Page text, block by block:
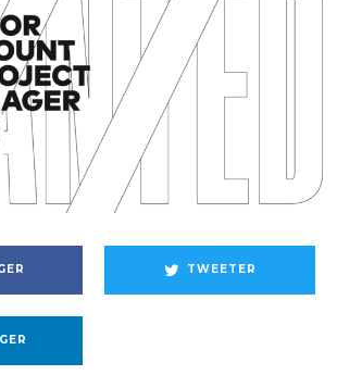
TWEETER